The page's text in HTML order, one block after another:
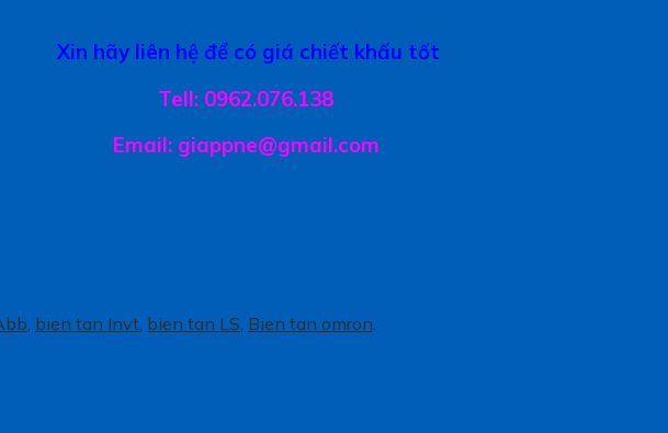
Xin hãy liên hệ để có giá chiết khấu tốt
Tell: 0962.076.138
Email: giappne@gmail.com
, bien tan Invt, bien tan LS, Bien tan omron.